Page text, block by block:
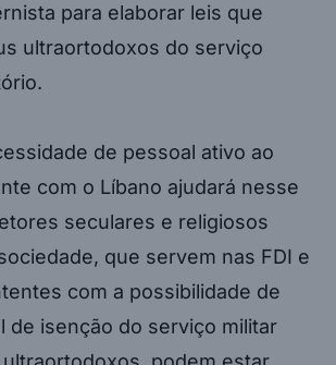
para elaborar leis que
ultraortodoxos do serviço
de pessoal ativo ao
com o Líbano ajudará nesse
seculares e religiosos
que servem nas FDI e
com a possibilidade de
de isenção do serviço militar